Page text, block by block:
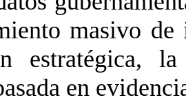
masivo
estratégica,
en